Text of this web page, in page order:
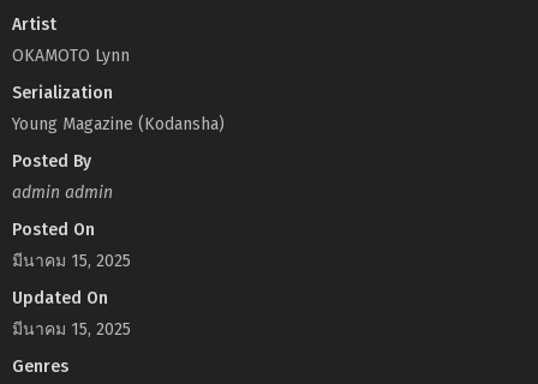
Artist
OKAMOTO Lynn
Serialization
Young Magazine (Kodansha)
Posted By
admin admin
Posted On
มีนาคม 15, 2025
Updated On
มีนาคม 15, 2025
Genres